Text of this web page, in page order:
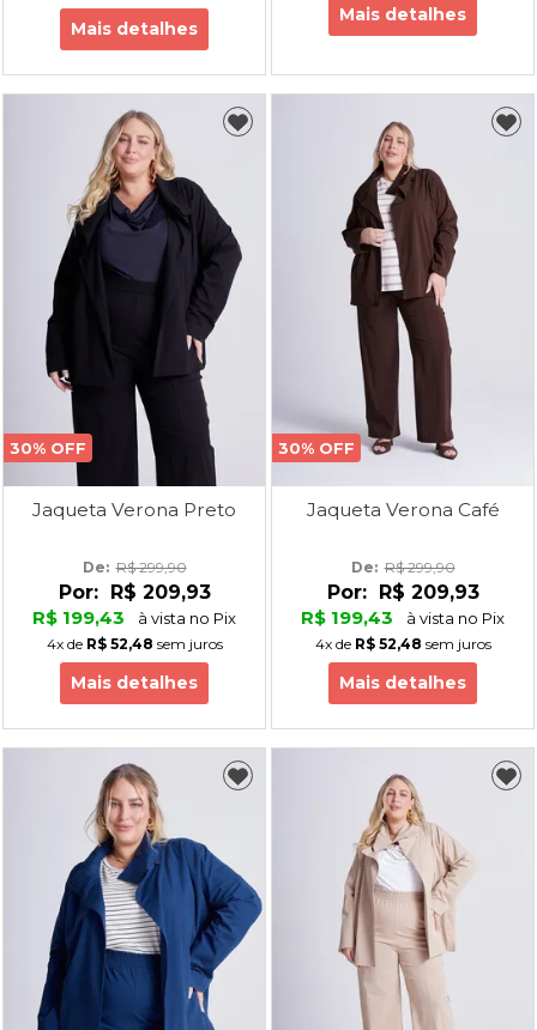
Mais detalhes
Mais detalhes
30% OFF
Jaqueta Verona Preto
De: R$ 299,90
Por: R$ 209,93
R$ 199,43
à vista no Pix
4xde R$ 52,48 sem juros
Mais detalhes
30% OFF
Jaqueta Verona Café
De: R$ 299,90
Por: R$ 209,93
R$ 199,43
à vista no Pix
4xde R$ 52,48 sem juros
Mais detalhes